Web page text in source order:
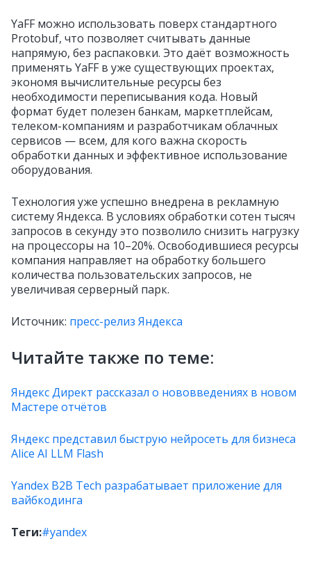
YaFF можно использовать поверх стандартного
Protobuf, что позволяет считывать данные
напрямую, без распаковки. Это даёт возможность
применять YaFF в уже существующих проектах,
экономя вычислительные ресурсы без
необходимости переписывания кода. Новый
формат будет полезен банкам, маркетплейсам,
телеком-компаниям и разработчикам облачных
сервисов — всем, для кого важна скорость
обработки данных и эффективное использование
оборудования.
Технология уже успешно внедрена в рекламную
систему Яндекса. В условиях обработки сотен тысяч
запросов в секунду это позволило снизить нагрузку
на процессоры на 10–20%. Освободившиеся ресурсы
компания направляет на обработку большего
количества пользовательских запросов, не
увеличивая серверный парк.
Источник: пресс-релиз Яндекса
Читайте также по теме:
Яндекс Директ рассказал о нововведениях в новом
Мастере отчётов
Яндекс представил быструю нейросеть для бизнеса
Alice AI LLM Flash
Yandex B2B Tech разрабатывает приложение для
вайбкодинга
Теги:#yandex